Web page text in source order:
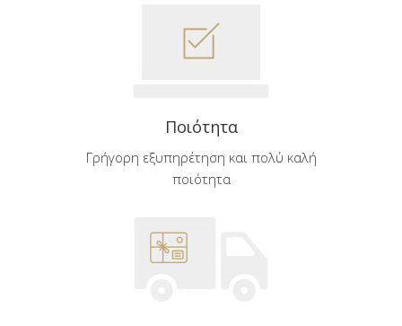
Ποιότητα
Γρήγορη εξυπηρέτηση και πολύ καλή
ποιότητα